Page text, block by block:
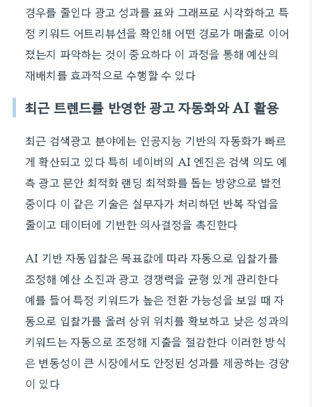
경우를 줄인다 광고 성과를 표와 그래프로 시각화하고 특
정 키워드 어트리뷰션을 확인해 어떤 경로가 매출로 이어
졌는지 파악하는 것이 중요하다 이 과정을 통해 예산의
재배치를 효과적으로 수행할 수 있다
최근 트렌드를 반영한 광고 자동화와 AI 활용
최근 검색광고 분야에는 인공지능 기반의 자동화가 빠르
게 확산되고 있다 특히 네이버의 AI 엔진은 검색 의도 예
측 광고 문안 최적화 랜딩 최적화를 돕는 방향으로 발전
중이다 이 같은 기술은 실무자가 처리하던 반복 작업을
줄이고 데이터에 기반한 의사결정을 촉진한다
AI 기반 자동입찰은 목표값에 따라 자동으로 입찰가를
조정해 예산 소진과 광고 경쟁력을 균형 있게 관리한다
예를 들어 특정 키워드가 높은 전환 가능성을 보일 때 자
동으로 입찰가를 올려 상위 위치를 확보하고 낮은 성과의
키워드는 자동으로 조정해 지출을 절감한다 이러한 방식
은 변동성이 큰 시장에서도 안정된 성과를 제공하는 경향
이 있다